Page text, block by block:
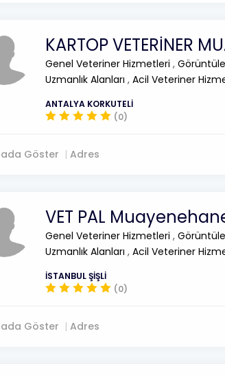
KARTOP VETERİNER
Genel Veteriner Hizmetleri ,
Uzmanlık Alanları , Acil Veteriner
ANTALYA KORKUTELİ
(0)
Göster Adres
VET PAL
Genel Veteriner Hizmetleri ,
Uzmanlık Alanları , Acil Veteriner
İSTANBUL ŞİŞLİ
(0)
Göster Adres